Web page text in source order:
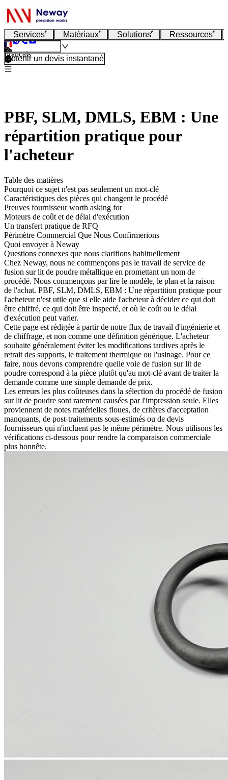
Services Matériaux Solutions Ressources
Français
Obtenir un devis instantané
PBF, SLM, DMLS, EBM : Une
répartition pratique pour
l'acheteur
Table des matières
Pourquoi ce sujet n'est pas seulement un mot-clé
Caractéristiques des pièces qui changent le procédé
Preuves fournisseur worth asking for
Moteurs de coût et de délai d'exécution
Un transfert pratique de RFQ
Périmètre Commercial Que Nous Confirmerions
Quoi envoyer à Neway
Questions connexes que nous clarifions habituellement
Chez Neway, nous ne commençons pas le travail de service de
fusion sur lit de poudre métallique en promettant un nom de
procédé. Nous commençons par lire le modèle, le plan et la raison
de l'achat. PBF, SLM, DMLS, EBM : Une répartition pratique pour
l'acheteur n'est utile que si elle aide l'acheteur à décider ce qui doit
être chiffré, ce qui doit être inspecté, et où le coût ou le délai
d'exécution peut varier.
Cette page est rédigée à partir de notre flux de travail d'ingénierie et
de chiffrage, et non comme une définition générique. L'acheteur
souhaite généralement éviter les modifications tardives après le
retrait des supports, le traitement thermique ou l'usinage. Pour ce
faire, nous devons comprendre quelle voie de fusion sur lit de
poudre correspond à la pièce plutôt qu'au mot-clé avant de traiter la
demande comme une simple demande de prix.
Les erreurs les plus coûteuses dans la sélection du procédé de fusion
sur lit de poudre sont rarement causées par l'impression seule. Elles
proviennent de notes matérielles floues, de critères d'acceptation
manquants, de post-traitements sous-estimés ou de devis
fournisseurs qui n'incluent pas le même périmètre. Nous utilisons les
vérifications ci-dessous pour rendre la comparaison commerciale
plus honnête.